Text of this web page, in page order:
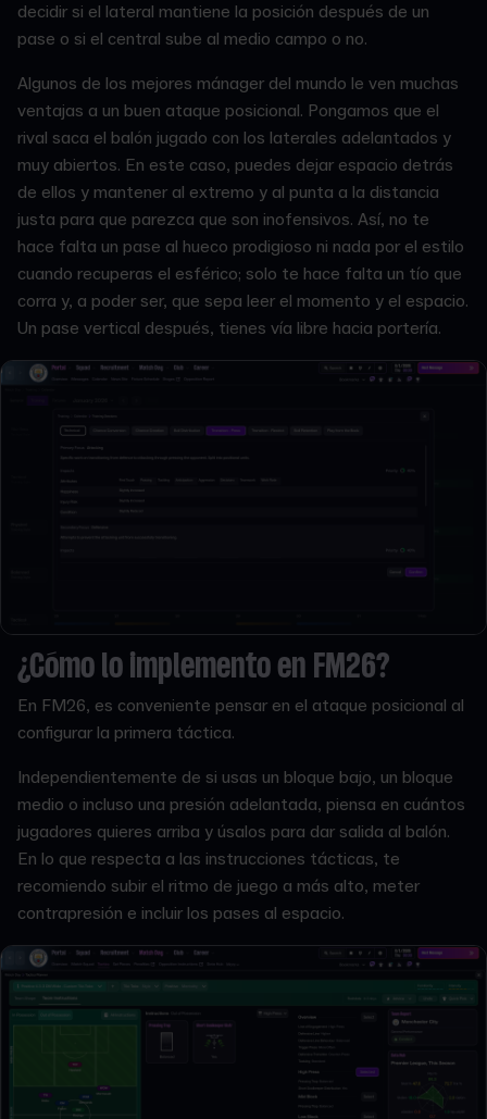
decidir si el lateral mantiene la posición después de un
pase o si el central sube al medio campo o no.
Algunos de los mejores mánager del mundo le ven muchas
ventajas a un buen ataque posicional. Pongamos que el
rival saca el balón jugado con los laterales adelantados y
muy abiertos. En este caso, puedes dejar espacio detrás
de ellos y mantener al extremo y al punta a la distancia
justa para que parezca que son inofensivos. Así, no te
hace falta un pase al hueco prodigioso ni nada por el estilo
cuando recuperas el esférico; solo te hace falta un tío que
corra y, a poder ser, que sepa leer el momento y el espacio.
Un pase vertical después, tienes vía libre hacia portería.
¿Cómo lo implemento en FM26?
En FM26, es conveniente pensar en el ataque posicional al
configurar la primera táctica.
Independientemente de si usas un bloque bajo, un bloque
medio o incluso una presión adelantada, piensa en cuántos
jugadores quieres arriba y úsalos para dar salida al balón.
En lo que respecta a las instrucciones tácticas, te
recomiendo subir el ritmo de juego a más alto, meter
contrapresión e incluir los pases al espacio.